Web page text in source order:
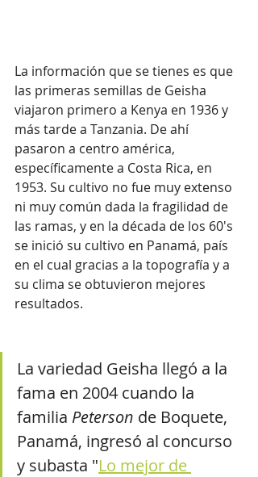
La información que se tienes es que
las primeras semillas de Geisha
viajaron primero a Kenya en 1936 y
más tarde a Tanzania. De ahí
pasaron a centro américa,
específicamente a Costa Rica, en
1953. Su cultivo no fue muy extenso
ni muy común dada la fragilidad de
las ramas, y en la década de los 60's
se inició su cultivo en Panamá, país
en el cual gracias a la topografía y a
su clima se obtuvieron mejores
resultados.
La variedad Geisha llegó a la
fama en 2004 cuando la
familia Peterson de Boquete,
Panamá, ingresó al concurso
y subasta "Lo mejor de